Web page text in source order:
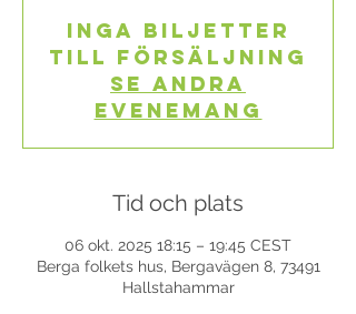
Inga biljetter
till försäljning
Se andra
evenemang
Tid och plats
06 okt. 2025 18:15 – 19:45 CEST
Berga folkets hus, Bergavägen 8, 73491
Hallstahammar